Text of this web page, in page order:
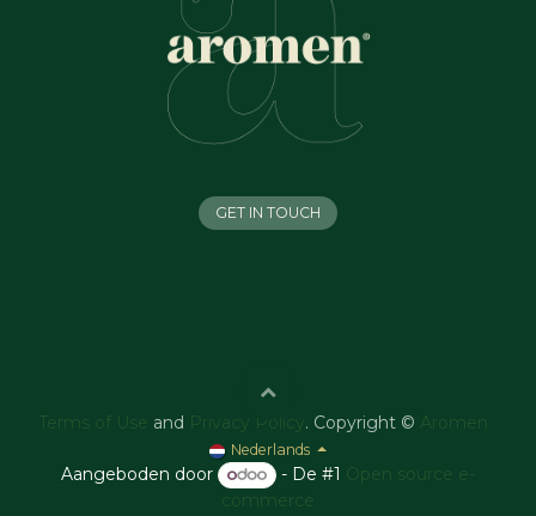
GET IN TOUCH
Terms of Use and Privacy Policy . Copyright © Aromen
Nederlands
Aangeboden door - De #1 Open source e-
commerce